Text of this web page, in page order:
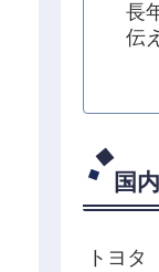
長
伝
国
トヨタ